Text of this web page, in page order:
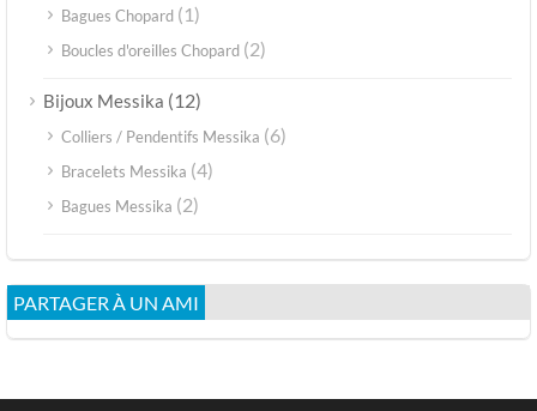
Bagues Chopard (1)
Boucles d'oreilles Chopard (2)
Bijoux Messika (12)
Colliers / Pendentifs Messika (6)
Bracelets Messika (4)
Bagues Messika (2)
PARTAGER À UN AMI